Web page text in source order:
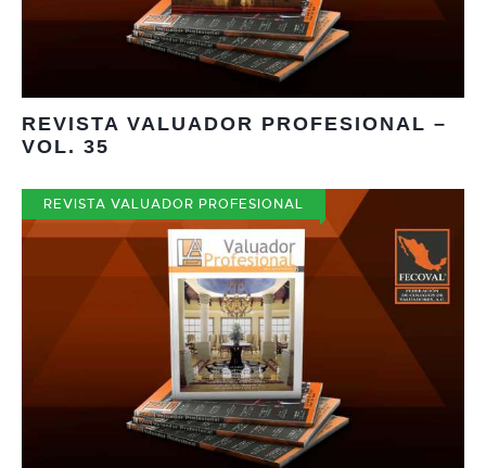
REVISTA VALUADOR PROFESIONAL –
VOL. 35
REVISTA VALUADOR PROFESIONAL